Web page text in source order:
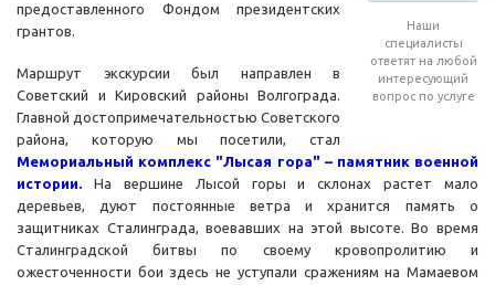
Наши
специалисты
ответят на любой
интересующий
вопрос по услуге
предоставленного Фондом президентских
грантов.
Маршрут экскурсии был направлен в
Советский и Кировский районы Волгограда.
Главной достопримечательностью Советского
района, которую мы посетили, стал
Мемориальный комплекс "Лысая гора" – памятник военной
истории. На вершине Лысой горы и склонах растет мало
деревьев, дуют постоянные ветра и хранится память о
защитниках Сталинграда, воевавших на этой высоте. Во время
Сталинградской битвы по своему кровопролитию и
ожесточенности бои здесь не уступали сражениям на Мамаевом